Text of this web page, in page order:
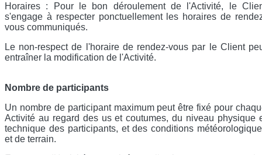
Horaires : Pour le bon déroulement de l'Activité, le
s'engage à respecter ponctuellement les horaires de
vous communiqués.
Le non-respect de l'horaire de rendez-vous par le Client
entraîner la modification de l'Activité.
Nombre de participants
Un nombre de participant maximum peut être fixé pour
Activité au regard des us et coutumes, du niveau physique
technique des participants, et des conditions
et de terrain.